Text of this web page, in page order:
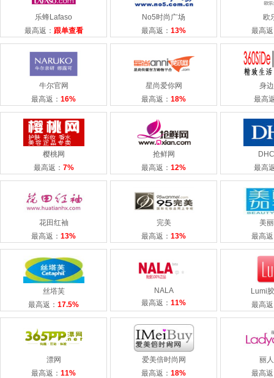
乐蜂Lafaso
最高返： 跟单查看
No5时尚广场
最高返： 13%
欧
最高
牛尔官网
最高返： 16%
星尚爱你网
最高返： 18%
身
最高
樱桃网
最高返： 7%
抢鲜网
最高返： 12%
最高
花田红袖
最高返： 13%
完美
最高返： 13%
美
最高
丝塔芙
最高返： 17.5%
NALA
最高返： 11%
Lumi
最高
漂网
最高返： 11%
爱美倍时尚网
最高返： 18%
丽
最高